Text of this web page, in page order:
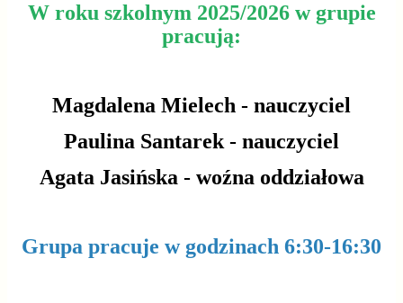
W roku szkolnym 2025/2026 w grupie
pracują:
Magdalena Mielech - nauczyciel
Paulina Santarek - nauczyciel
Agata Jasińska - woźna oddziałowa
Grupa pracuje w godzinach 6:30-16:30